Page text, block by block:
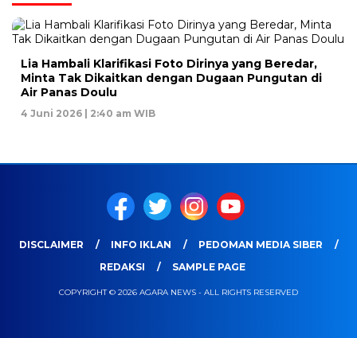
Lia Hambali Klarifikasi Foto Dirinya yang Beredar,
Minta Tak Dikaitkan dengan Dugaan Pungutan di
Air Panas Doulu
4 Juni 2026 | 2:40 am WIB
DISCLAIMER INFO IKLAN
PEDOMAN MEDIA SIBER
REDAKSI
SAMPLE PAGE
COPYRIGHT © 2026 AGARA NEWS - ALL RIGHTS RESERVED